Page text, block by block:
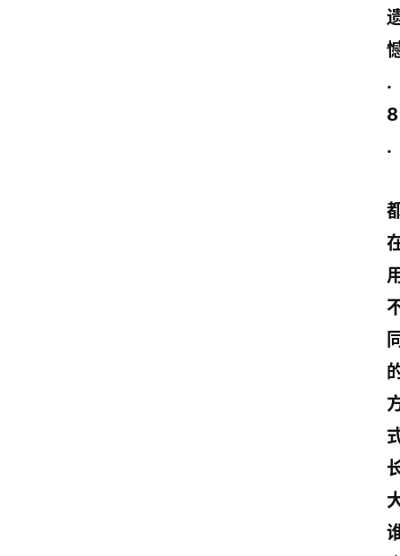
.
8
.